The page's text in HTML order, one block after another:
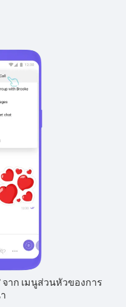
จาก เมนูส่วนหัวของการ